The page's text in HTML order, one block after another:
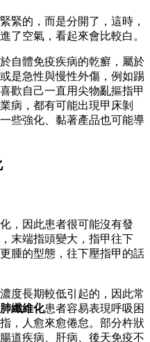
緊的，而是分開了，這時，
了空氣，看起來會比較白。
自體免疫疾病的乾癬，屬於
是急性與慢性外傷，例如踢
歡自己一直用尖物亂摳指甲
病，都有可能出現甲床剝
些強化、黏著產品也可能導
，因此患者很可能沒有發
末端指頭變大，指甲往下
腫的型態，往下壓指甲的話
度長期較低引起的，因此常
肺纖維化患者容易表現呼吸困
，人愈來愈倦怠。部分杵狀
道疾病、肝病、後天免疫不